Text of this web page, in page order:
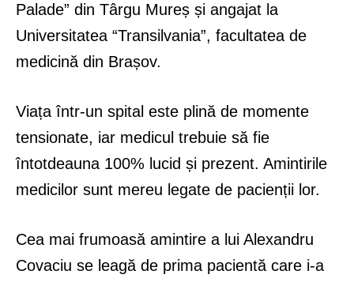
Palade” din Târgu Mureș și angajat la
Universitatea “Transilvania”, facultatea de
medicină din Brașov.
Viața într-un spital este plină de momente
tensionate, iar medicul trebuie să fie
întotdeauna 100% lucid și prezent. Amintirile
medicilor sunt mereu legate de pacienții lor.
Cea mai frumoasă amintire a lui Alexandru
Covaciu se leagă de prima pacientă care i-a